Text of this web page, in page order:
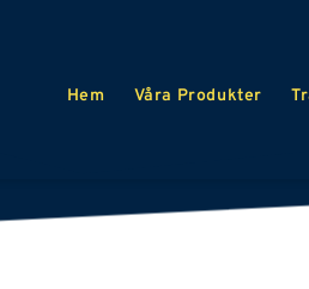
Hem Våra Produkter